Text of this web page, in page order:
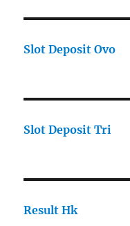
Slot Deposit Ovo
Slot Deposit Tri
Result Hk